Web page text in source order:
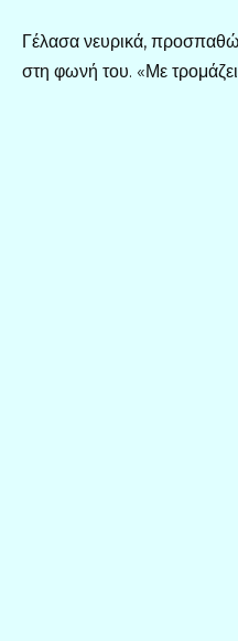
Γέλασα νευρικά,
στη φωνή του. «Με